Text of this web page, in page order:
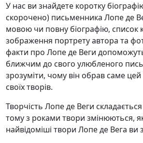
У нас ви знайдете коротку
скорочено) письменника Лопе де
мовою чи повну біографію, список
зображення портрету автора та
факти про Лопе де Веги
ближчим до свого улюбленого
зрозуміти, чому він обрав саме
своїх творів.
Творчість Лопе де Веги складається
тому з роками твори змінюються, як
найвідоміші твори Лопе де Вега ви